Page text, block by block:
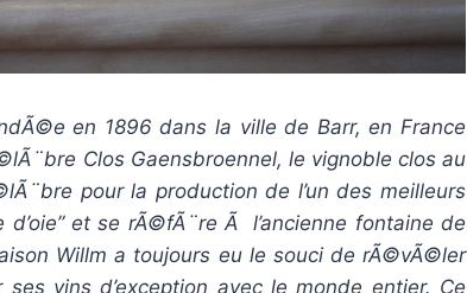
en 1896 dans la ville de Barr, en France
Clos Gaensbroennel, le vignoble clos au
pour la production de l’un des meilleurs
et se rÃ©fÃ¨re Ã l’ancienne fontaine de
Willm a toujours eu le souci de rÃ©vÃ©ler
vins d’exception avec le monde entier. Ce